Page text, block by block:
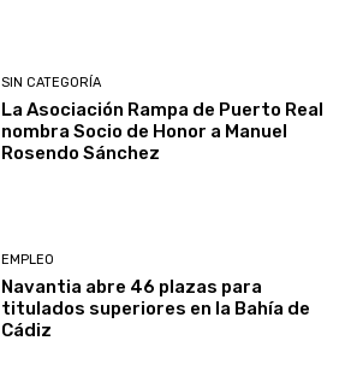
SIN CATEGORÍA
La Asociación Rampa de Puerto Real
nombra Socio de Honor a Manuel
Rosendo Sánchez
EMPLEO
Navantia abre 46 plazas para
titulados superiores en la Bahía de
Cádiz